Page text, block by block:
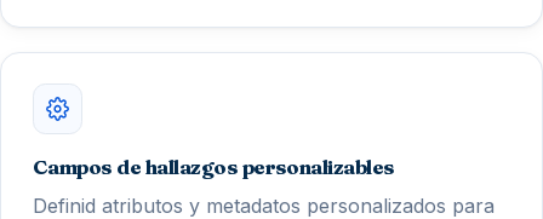
Campos de hallazgos personalizables
Definid atributos y metadatos personalizados para